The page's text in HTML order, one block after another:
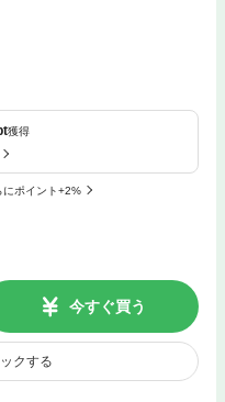
獲得
にポイント+2%
今すぐ買う
クする